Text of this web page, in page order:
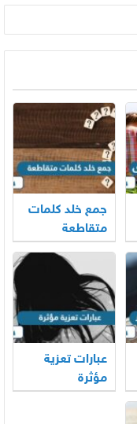
جمع خلد كلمات
متقاطعة
عبارات تعزية
مؤثرة